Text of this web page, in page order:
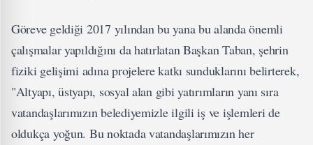
Göreve geldiği 2017 yılından bu yana bu alanda önemli
çalışmalar yapıldığını da hatırlatan Başkan Taban, şehrin
fiziki gelişimi adına projelere katkı sunduklarını belirterek,
"Altyapı, üstyapı, sosyal alan gibi yatırımların yanı sıra
vatandaşlarımızın belediyemizle ilgili iş ve işlemleri de
oldukça yoğun. Bu noktada vatandaşlarımızın her